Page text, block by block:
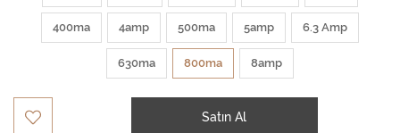
400ma 4amp 500ma 5amp 6.3 Amp
630ma 800ma 8amp
Satın Al